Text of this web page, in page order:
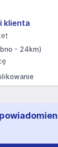
klienta
- 24km)